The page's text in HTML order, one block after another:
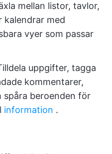
mellan listor, tavlor,
kalendrar med
vyer som passar
uppgifter, tagga
kommentarer,
beroenden för
information .